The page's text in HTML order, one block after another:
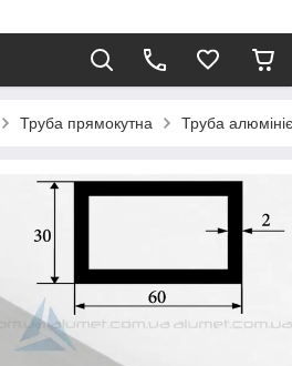
Труба прямокутна Труба